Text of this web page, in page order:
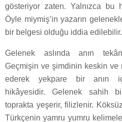
gösteriyor zaten. Yalnızca bu
Öyle miymiş’in yazarın
bir belgesi olduğu iddia edilebilir.
Gelenek aslında anın
Geçmişin ve şimdinin keskin ve
ederek yekpare bir anın
hikâyesidir. Gelenek sahih
toprakta yeşerir, filizlenir.
Türkçenin yamru yumru